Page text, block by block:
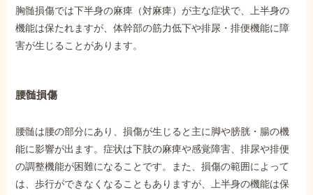
胸髄損傷では下半身の麻痺（対麻痺）が主な症状で、上半身の
機能は保たれますが、体幹部の筋力低下や排尿・排便機能に障
害が生じることがあります。
腰髄損傷
腰髄は腰の部分にあり、損傷が生じると主に脚や膀胱・腸の機
能に影響が出ます。症状は下肢の麻痺や感覚障害、排尿や排便
の調整機能が困難になることです。また、損傷の範囲によって
は、歩行ができなくなることもありますが、上半身の機能は保